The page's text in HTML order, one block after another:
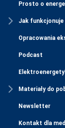
Prosto o
Jak
Opracowania
Podcast
Materiały do
Newsletter
Kontakt dla